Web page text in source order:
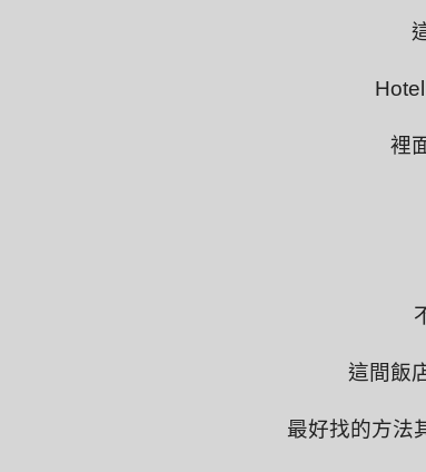
裡
這間飯
最好找的方法